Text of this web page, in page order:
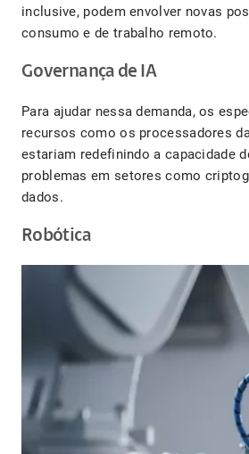
inclusive, podem envolver novas
consumo e de trabalho remoto.
Governança de IA
Para ajudar nessa demanda, os
recursos como os processadores
estariam redefinindo a capacidade
problemas em setores como
dados.
Robótica